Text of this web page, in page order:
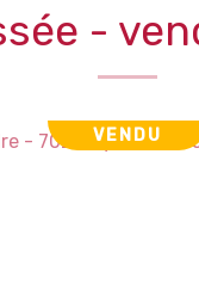
-
VENDU